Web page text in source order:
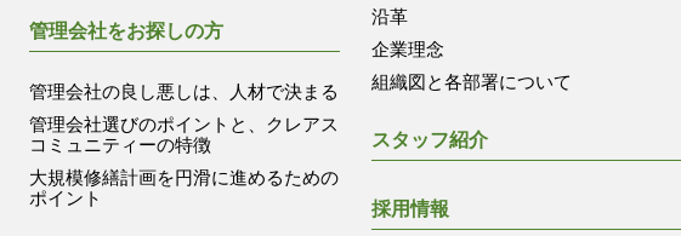
管理会社をお探しの方
管理会社の良し悪しは、人材で決まる
管理会社選びのポイントと、クレアス
コミュニティーの特徴
大規模修繕計画を円滑に進めるための
ポイント
沿革
企業理念
組織図と各部署について
スタッフ紹介
採用情報